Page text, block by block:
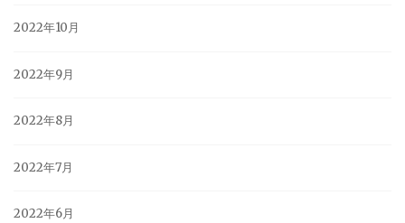
2022年10月
2022年9月
2022年8月
2022年7月
2022年6月